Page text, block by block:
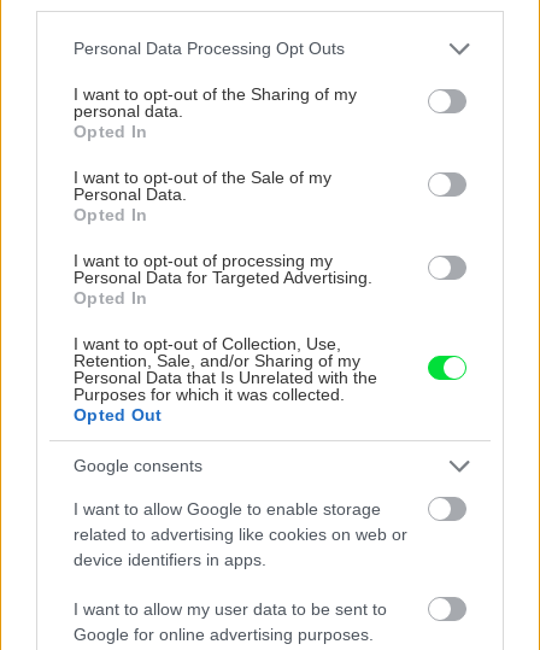
Please note that this website/app uses one or more Google
not limited to your visit or usage behaviour. You may click to
grant or deny consent to Google and its third-party tags to
use your data for below specified purposes in below Google
consent section.
Personal Data Processing Opt Outs
I want to opt-out of the Sharing of my
personal data.
Opted In
I want to opt-out of the Sale of my
Personal Data.
Opted In
I want to opt-out of processing my
Personal Data for Targeted Advertising.
Opted In
I want to opt-out of Collection, Use,
Retention, Sale, and/or Sharing of my
Personal Data that Is Unrelated with the
Purposes for which it was collected.
Opted Out
Google consents
I want to allow Google to enable storage
related to advertising like cookies on web or
device identifiers in apps.
I want to allow my user data to be sent to
Google for online advertising purposes.
vyrobíte pod 140 eur a je oveľa pohodlnejšie!
spracovaním, škoda. No lepšie než ten odpad z DTD
ZÁHRADA
Trvalky, ktoré znesú
sucho a teplo? Tieto
vysaďte na miesta, na
ktoré slnko svieti celý
Nemusí to byť len
krások, ktoré rozžiaria